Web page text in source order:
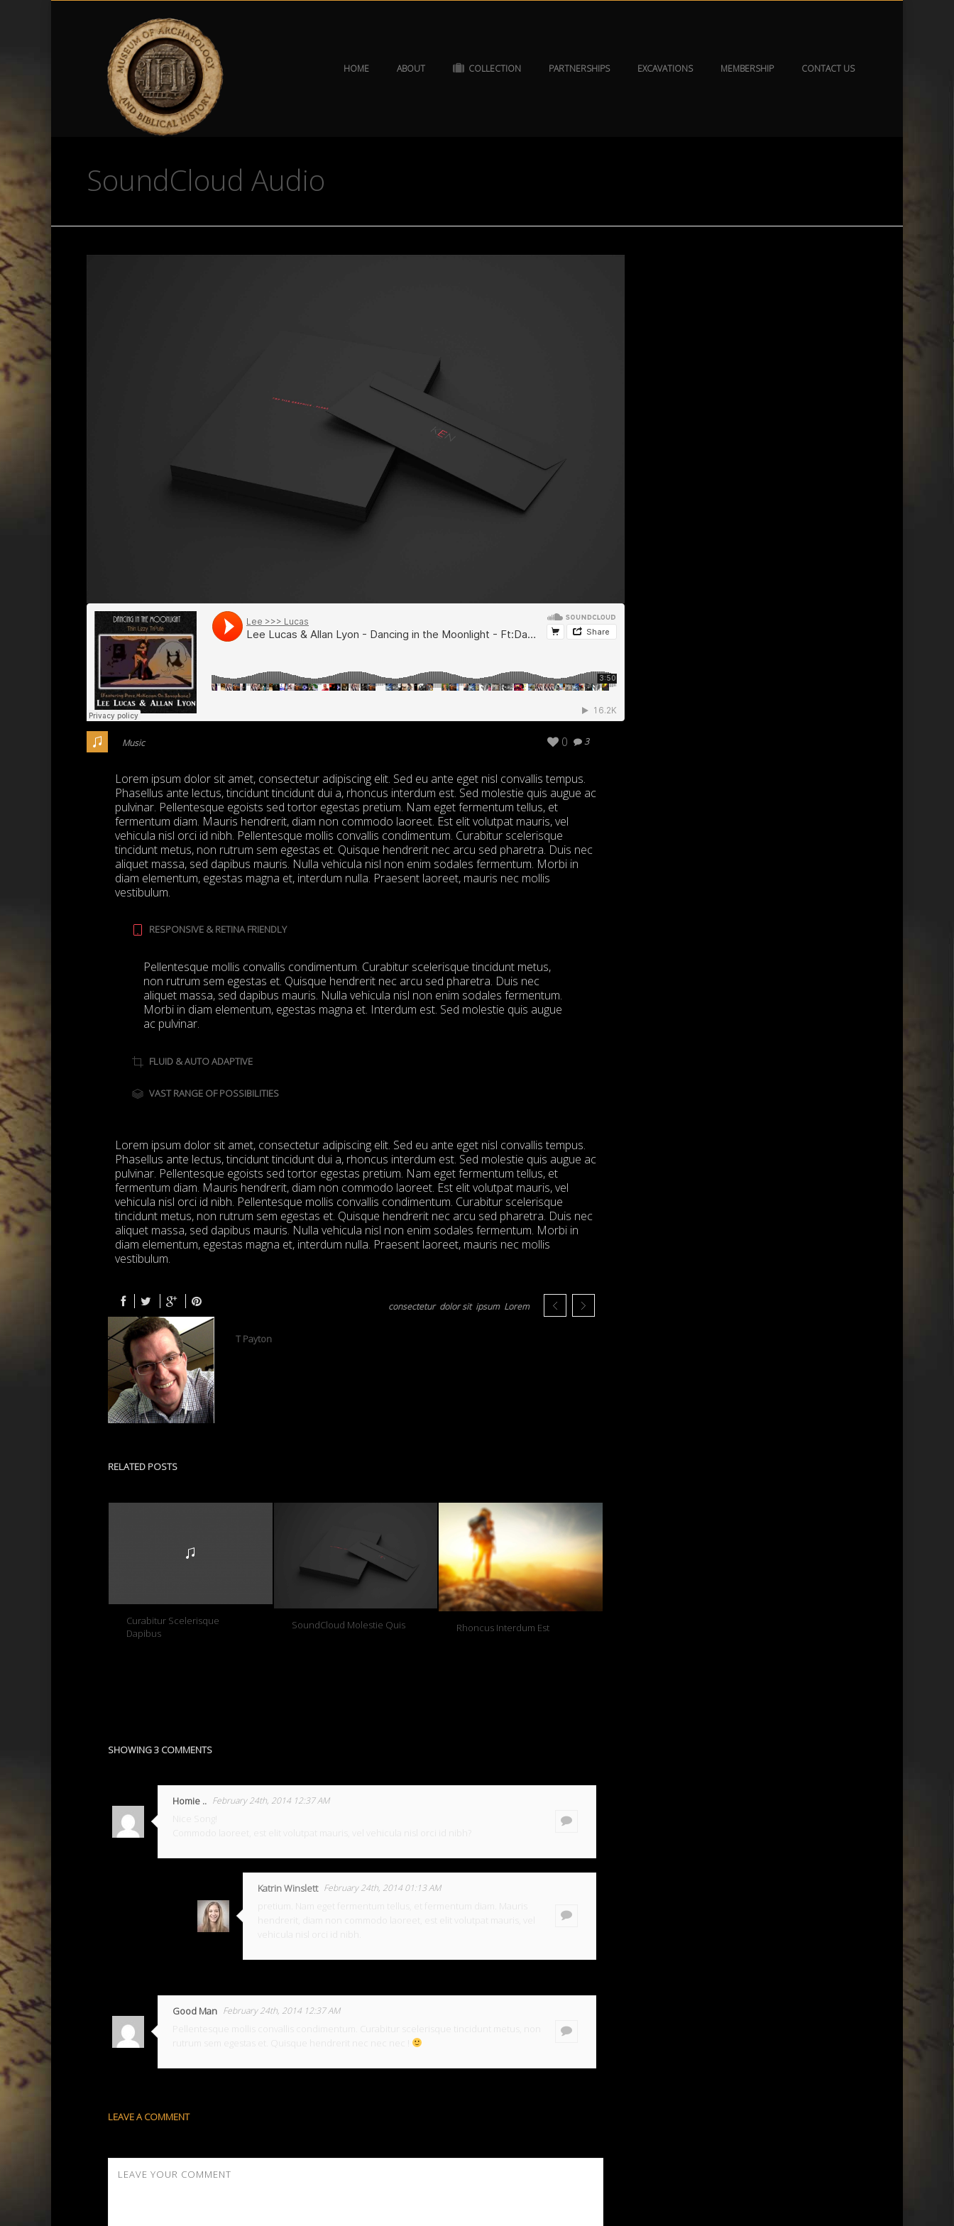
HOME ABOUT COLLECTION PARTNERSHIPS EXCAVATIONS MEMBERSHIP CONTACT US
SoundCloud Audio
Music 3
0
Lorem ipsum dolor sit amet, consectetur adipiscing elit. Sed eu ante eget nisl convallis tempus.
Phasellus ante lectus, tincidunt tincidunt dui a, rhoncus interdum est. Sed molestie quis augue ac
pulvinar. Pellentesque egoists sed tortor egestas pretium. Nam eget fermentum tellus, et
fermentum diam. Mauris hendrerit, diam non commodo laoreet. Est elit volutpat mauris, vel
vehicula nisl orci id nibh. Pellentesque mollis convallis condimentum. Curabitur scelerisque
tincidunt metus, non rutrum sem egestas et. Quisque hendrerit nec arcu sed pharetra. Duis nec
aliquet massa, sed dapibus mauris. Nulla vehicula nisl non enim sodales fermentum. Morbi in
diam elementum, egestas magna et, interdum nulla. Praesent laoreet, mauris nec mollis
vestibulum.
RESPONSIVE & RETINA FRIENDLY
Pellentesque mollis convallis condimentum. Curabitur scelerisque tincidunt metus,
non rutrum sem egestas et. Quisque hendrerit nec arcu sed pharetra. Duis nec
aliquet massa, sed dapibus mauris. Nulla vehicula nisl non enim sodales fermentum.
Morbi in diam elementum, egestas magna et. Interdum est. Sed molestie quis augue
ac pulvinar.
FLUID & AUTO ADAPTIVE
VAST RANGE OF POSSIBILITIES
Lorem ipsum dolor sit amet, consectetur adipiscing elit. Sed eu ante eget nisl convallis tempus.
Phasellus ante lectus, tincidunt tincidunt dui a, rhoncus interdum est. Sed molestie quis augue ac
pulvinar. Pellentesque egoists sed tortor egestas pretium. Nam eget fermentum tellus, et
fermentum diam. Mauris hendrerit, diam non commodo laoreet. Est elit volutpat mauris, vel
vehicula nisl orci id nibh. Pellentesque mollis convallis condimentum. Curabitur scelerisque
tincidunt metus, non rutrum sem egestas et. Quisque hendrerit nec arcu sed pharetra. Duis nec
aliquet massa, sed dapibus mauris. Nulla vehicula nisl non enim sodales fermentum. Morbi in
diam elementum, egestas magna et, interdum nulla. Praesent laoreet, mauris nec mollis
vestibulum.
consectetur dolor sit ipsum Lorem
T Payton
RELATED POSTS
Curabitur Scelerisque
Dapibus
SoundCloud Molestie Quis Rhoncus Interdum Est
SHOWING 3 COMMENTS
Homie .. February 24th, 2014 12:37 AM
Commodo laoreet, est elit volutpat mauris, vel vehicula nisl orci id nibh?
Katrin Winslett February 24th, 2014 01:13 AM
pretium. Nam eget fermentum tellus, et fermentum diam. Mauris
hendrerit, diam non commodo laoreet, est elit volutpat mauris, vel
Good Man February 24th, 2014 12:37 AM
Pellentesque mollis convallis condimentum. Curabitur scelerisque tincidunt metus, non
rutrum sem egestas et. Quisque hendrerit nec nec nec !
LEAVE A COMMENT